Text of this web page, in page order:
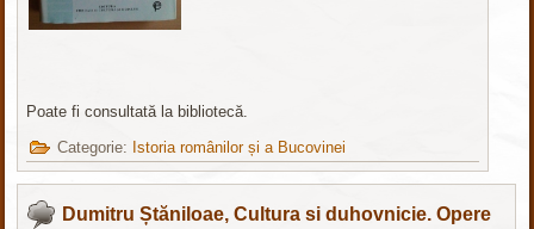
Poate fi consultată la bibliotecă.
Categorie: Istoria românilor și a Bucovinei
Dumitru Ștăniloae, Cultura si duhovnicie. Opere